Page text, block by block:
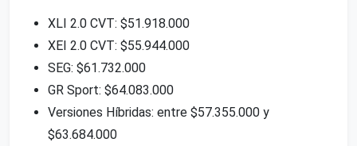
XLI 2.0 CVT: $51.918.000
XEI 2.0 CVT: $55.944.000
SEG: $61.732.000
GR Sport: $64.083.000
Versiones Híbridas: entre $57.355.000 y
$63.684.000